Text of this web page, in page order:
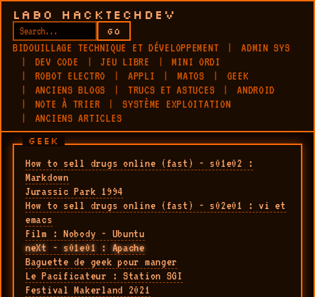
LABO HACKTECHDEV
GO
BIDOUILLAGE TECHNIQUE ET DÉVELOPPEMENT
ADMIN SYS
DEV CODE
JEU LIBRE
MINI ORDI
ROBOT ELECTRO
APPLI MATOS
GEEK
ANCIENS BLOGS
TRUCS ET ASTUCES
ANDROID
NOTE À TRIER
SYSTÈME EXPLOITATION
ANCIENS ARTICLES
GEEK
How to sell drugs online (fast) - s01e02 :
Markdown
Jurassic Park 1994
How to sell drugs online (fast) - s02e01 : vi et
emacs
Film : Nobody - Ubuntu
neXt - s01e01 : Apache
Baguette de geek pour manger
Le Pacificateur : Station SGI
Festival Makerland 2021